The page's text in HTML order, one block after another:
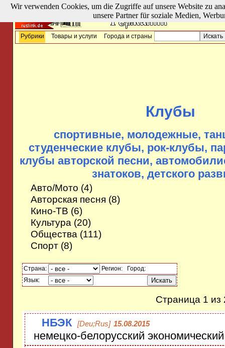
Рубрики Товары и услуги Города и страны
Клубы
спортивные, молодежные,
студенческие клубы, рок-клубы,
клубы авторской песни,
знатоков, детского
Авто/Мото (4)
Авторская песня (8)
Кино-ТВ (6)
Культура (20)
Общества (111)
Спорт(8)
Страна: Регион:
Город:
Язык:
Страница 1
НБЭК [Deu;Rus] 15.08.2015
немецко-белорусский
Wir verwenden Cookies, um die Zugriffe auf unsere Website zu
unsere Partner für soziale Medien,